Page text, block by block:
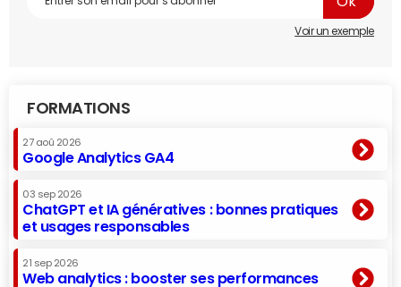
Voir un exemple
FORMATIONS
27 aoû 2026
Google Analytics GA4
03 sep 2026
ChatGPT et IA génératives : bonnes pratiques
et usages responsables
21 sep 2026
Web analytics : booster ses performances